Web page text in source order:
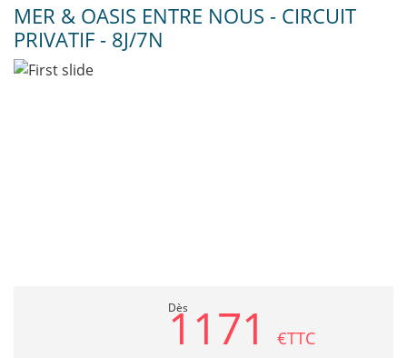
MER & OASIS ENTRE NOUS - CIRCUIT
PRIVATIF - 8J/7N
Dès
1171€TTC